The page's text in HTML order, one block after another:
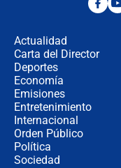
Actualidad
Carta del Director
Deportes
Economía
Emisiones
Entretenimiento
Internacional
Orden Público
Política
Sociedad